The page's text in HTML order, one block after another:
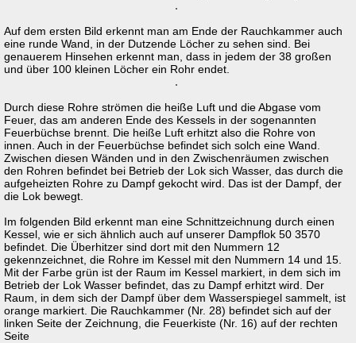
Auf dem ersten Bild erkennt man am Ende der Rauchkammer auch
eine runde Wand, in der Dutzende Löcher zu sehen sind. Bei
genauerem Hinsehen erkennt man, dass in jedem der 38 großen
und über 100 kleinen Löcher ein Rohr endet.
Durch diese Rohre strömen die heiße Luft und die Abgase vom
Feuer, das am anderen Ende des Kessels in der sogenannten
Feuerbüchse brennt. Die heiße Luft erhitzt also die Rohre von
innen. Auch in der Feuerbüchse befindet sich solch eine Wand.
Zwischen diesen Wänden und in den Zwischenräumen zwischen
den Rohren befindet bei Betrieb der Lok sich Wasser, das durch die
aufgeheizten Rohre zu Dampf gekocht wird. Das ist der Dampf, der
die Lok bewegt.
Im folgenden Bild erkennt man eine Schnittzeichnung durch einen
Kessel, wie er sich ähnlich auch auf unserer Dampflok 50 3570
befindet. Die Überhitzer sind dort mit den Nummern 12
gekennzeichnet, die Rohre im Kessel mit den Nummern 14 und 15.
Mit der Farbe grün ist der Raum im Kessel markiert, in dem sich im
Betrieb der Lok Wasser befindet, das zu Dampf erhitzt wird. Der
Raum, in dem sich der Dampf über dem Wasserspiegel sammelt, ist
orange markiert. Die Rauchkammer (Nr. 28) befindet sich auf der
linken Seite der Zeichnung, die Feuerkiste (Nr. 16) auf der rechten
Seite